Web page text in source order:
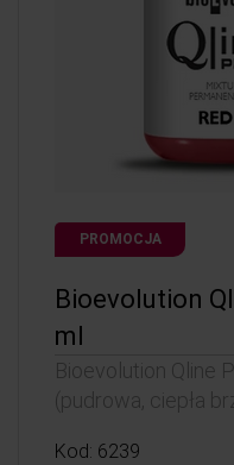
PROMOCJA
Bioevolution
ml
Bioevolution Qline
(pudrowa, ciepła
Kod: 6239